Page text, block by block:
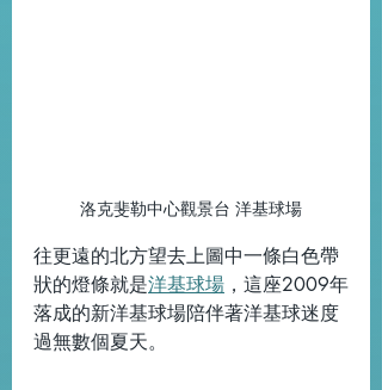
洛克斐勒中心觀景台 洋基球場
往更遠的北方望去上圖中一條白色帶
狀的燈條就是洋基球場 ，這座2009年
落成的新洋基球場陪伴著洋基球迷度
過無數個夏天。